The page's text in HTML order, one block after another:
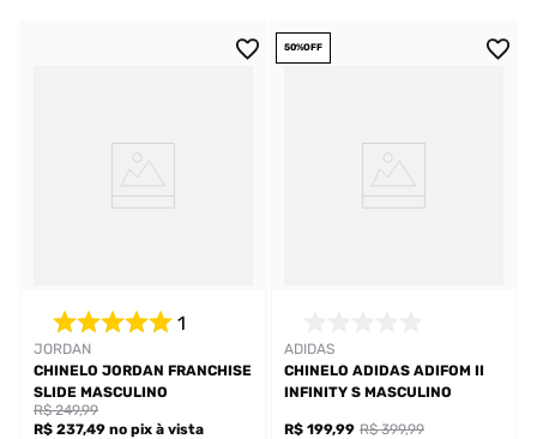
JORDAN
1
CHINELO JORDAN FRANCHISE
SLIDE MASCULINO
R$ 237,49 no pix à vista
R$ 249,99
50%OFF
ADIDAS
CHINELO ADIDAS ADIFOM II
INFINITY S MASCULINO
R$ 199,99 R$ 399,99